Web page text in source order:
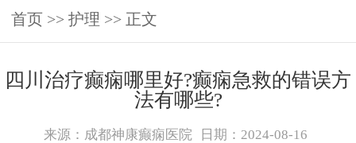
首页 >> 护理 >> 正文
四川治疗癫痫哪里好?癫痫急救的错误方
法有哪些?
来源：成都神康癫痫医院 日期：2024-08-16